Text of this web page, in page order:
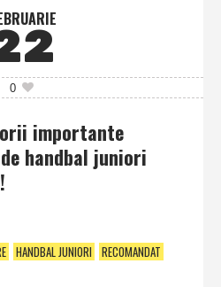
0
importante
handbal juniori
HANDBAL JUNIORI RECOMANDAT